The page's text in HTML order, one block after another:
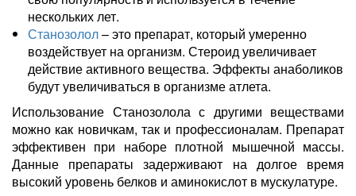
нескольких лет.
Станозолол– это препарат, который умеренно
воздействует на организм. Стероид увеличивает
действие активного вещества. Эффекты анаболиков
будут увеличиваться в организме атлета.
Использование Станозолола с другими веществами
можно как новичкам, так и профессионалам. Препарат
эффективен при наборе плотной мышечной массы.
Данные препараты задерживают на долгое время
высокий уровень белков и аминокислот в мускулатуре.